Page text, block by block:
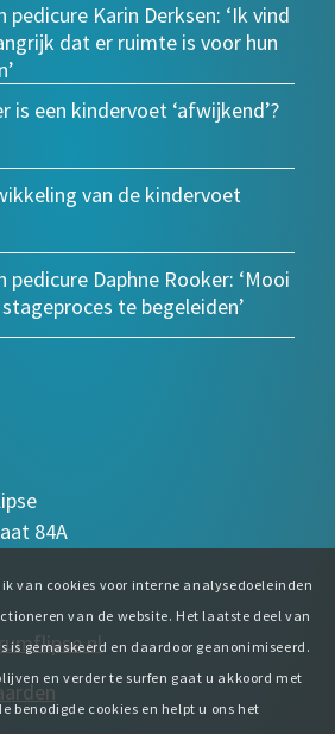
pedicure Karin Derksen: ‘Ik vind
dat er ruimte is voor hun
is een kindervoet ‘afwijkend’?
van de kindervoet
pedicure Daphne Rooker: ‘Mooi
te begeleiden’
84A
van cookies voor interne analysedoeleinden
van de website. Het laatste deel van
is gemaskeerd en daardoor geanonimiseerd.
en verder te surfen gaat u akkoord met
benodigde cookies en helpt u ons het